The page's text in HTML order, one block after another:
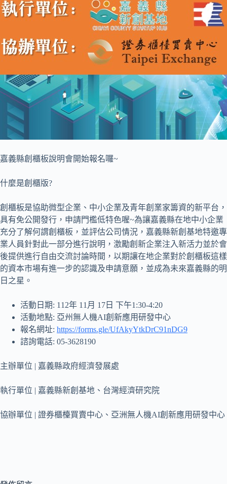
嘉義縣創櫃板說明會開始報名囉~
什麼是創櫃版?
創櫃板是協助微型企業、中小企業及青年創業家籌資的新平台，
具有免公開發行，申請門檻低特色喔~為讓嘉義縣在地中小企業
充分了解何謂創櫃板，並評估公司情況，嘉義縣新創基地特邀專
業人員針對此一部分進行說明，激勵創新企業注入新活力並於會
後提供進行自由交流討論時間，以期讓在地企業對於創櫃板這樣
的資本市場有進一步的認識及申請意願，並成為未來嘉義縣的明
日之星。
活動日期: 112年 11月 17日 下午1:30-4:20
活動地點: 亞州無人機AI創新應用研發中心
報名網址: https://forms.gle/UfAkyYtkDrC91nDG9
諮詢電話: 05-3628190
主辦單位 | 嘉義縣政府經濟發展處
執行單位 | 嘉義縣新創基地、台灣經濟研究院
協辦單位 | 證券櫃檯買賣中心、亞洲無人機AI創新應用研發中心